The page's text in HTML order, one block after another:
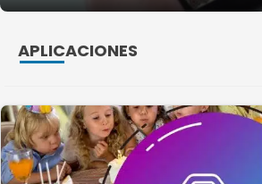
APLICACIONES